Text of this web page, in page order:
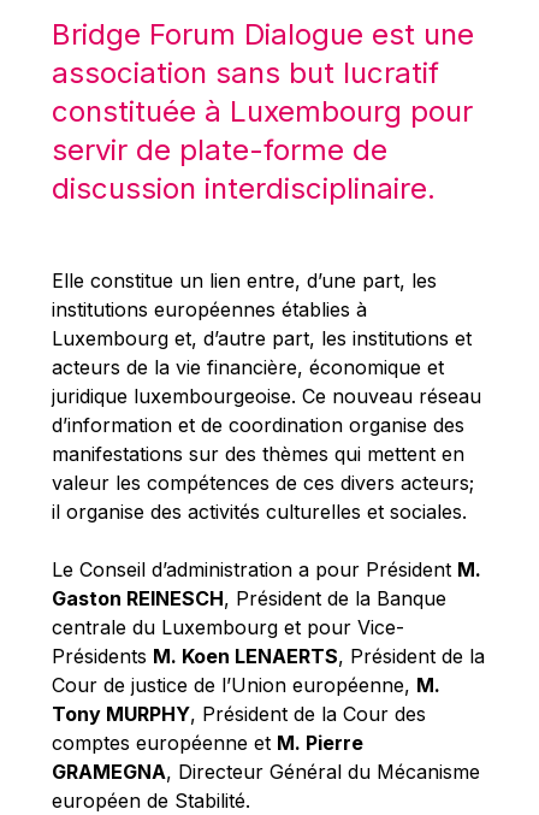
Mario Centeno
Mario Monti
Maroš ŠEFČOVIČ
Martin Bailey
Martine Reicherts
Michael Sohlman
Michel Goedert
Mireille Delmas-Marty
Nobuo Tanaka
Otmar Issing
Paolo Mengozzi
Paschal Donohoe
Pat Cox
Patrizia Nanz
Philippe Maystadt
Pierre Gramegna
Richard Pelly
Robert Goebbels
Robert REYNDERS
Bridge Forum Dialogue est une
association sans but lucratif
constituée à Luxembourg pour
servir de plate-forme de
discussion interdisciplinaire.
Elle constitue un lien entre, d’une part, les
institutions européennes établies à
Luxembourg et, d’autre part, les institutions et
acteurs de la vie financière, économique et
juridique luxembourgeoise. Ce nouveau réseau
d’information et de coordination organise des
manifestations sur des thèmes qui mettent en
valeur les compétences de ces divers acteurs;
il organise des activités culturelles et sociales.
Le Conseil d’administration a pour Président M.
Gaston REINESCH, Président de la Banque
centrale du Luxembourg et pour Vice-
Présidents M. Koen LENAERTS, Président de la
Cour de justice de l’Union européenne, M.
Tony MURPHY, Président de la Cour des
comptes européenne et M. Pierre
GRAMEGNA, Directeur Général du Mécanisme
européen de Stabilité.